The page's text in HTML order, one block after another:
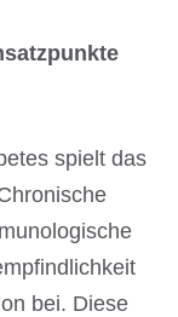
spielt das
bei. Diese